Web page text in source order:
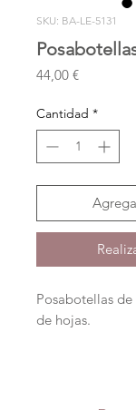
SKU: BA-LE-5131
44,00 €Precio
Cantidad *
Posabotellas
de hojas.